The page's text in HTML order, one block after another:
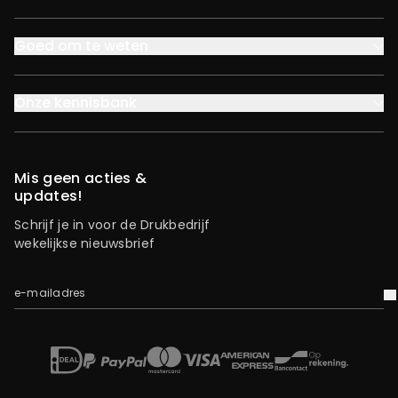
Mis geen acties &
updates!
Schrijf je in voor de Drukbedrijf
wekelijkse nieuwsbrief
e-mailadres
iDEALPaypal Mastercard
Visa American Express
BancontactOp rekening